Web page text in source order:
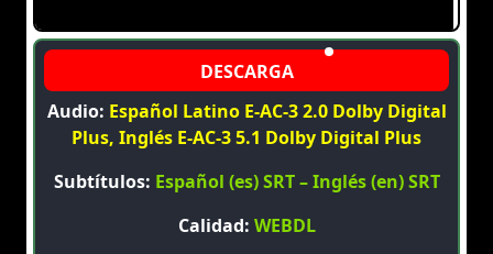
Audio: Español Latino E-AC-3 2.0 Dolby Digital
Plus, Inglés E-AC-3 5.1 Dolby Digital Plus
Subtítulos: Español (es) SRT – Inglés (en) SRT
Calidad: WEBDL